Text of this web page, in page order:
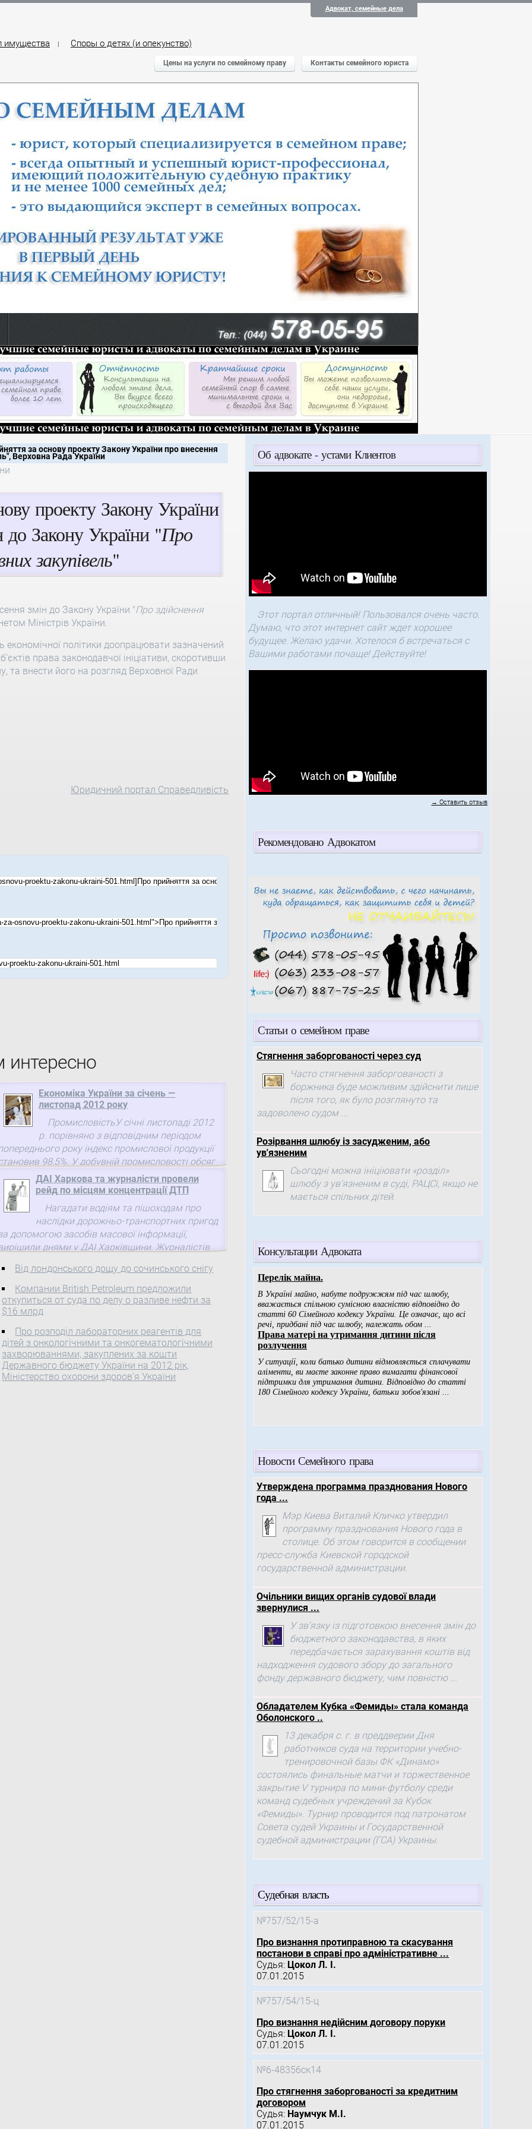
Адвокат, семейные дела
имущества | Споры о детях (и опекунство)
Цены на услуги по семейному праву Контакты семейного юриста
за основу проекту Закону України про внесення
Верховна Рада України
проекту Закону України
до Закону України "Про
закупівель"
змін до Закону України "Про здійснення
Міністрів України.
економічної політики доопрацювати зазначений
права законодавчої ініціативи, скоротивши
та внести його на розгляд Верховної Ради
Юридичний портал Справедливість
интересно
Економіка України за січень —
листопад 2012 року
ПромисловістьУ січні листопаді 2012
р. порівняно з відповідним періодом
року індекс промислової продукції
98,5%. У добувній промисловості обсяг
виробництва продукції ...
ДАІ Харкова та журналісти провели
рейд по місцям концентрації ДТП
Нагадати водіям та пішоходам про
наслідки дорожньо-транспортних пригод
допомогою засобів масової інформації,
днями у ДАІ Харківщини. Журналістів
Від лондонcького дощу до сочинського снігу
Компании British Petroleum предложили
откупиться от суда по делу о разливе нефти за
$16 млрд
Про розподіл лабораторних реагентів для
дітей з онкологічними та онкогематологічними
захворюваннями, закуплених за кошти
Державного бюджету України на 2012 рік,
Міністерство охорони здоров'я України
Об адвокате - устами Клиентов
Этот портал отличный! Пользовался очень часто.
Думаю, что этот интернет сайт ждет хорошее
будущее. Желаю удачи. Хотелося б встречаться с
Вашими работами почаще! Действуйте!
→ Оставить отзыв
Рекомендовано Адвокатом
Статьи о семейном праве
Стягнення заборгованості через суд
Часто стягнення заборгованості з
боржника буде можливим здійснити лише
після того, як було розглянуто та
задоволено судом ...
Розірвання шлюбу із засудженим, або
ув'язненим
Сьогодні можна ініціювати «розділ»
шлюбу з ув'язненим в суді, РАЦСі, якщо не
мається спільних дітей.
Консультации Адвоката
Новости Семейного права
Утверждена программа празднования Нового
года ...
Мэр Киева Виталий Кличко утвердил
программу празднования Нового года в
столице. Об этом говорится в сообщении
пресс-служба Киевской городской
государственной администрации.
Очільники вищих органів судової влади
звернулися ...
У зв’язку із підготовкою внесення змін до
бюджетного законодавства, в яких
передбачається зарахування коштів від
надходження судового збору до загального
фонду державного бюджету, чим повністю ...
Обладателем Кубка «Фемиды» стала команда
Оболонского ..
13 декабря с. г. в преддверии Дня
работников суда на территории учебно-
тренировочной базы ФК «Динамо»
состоялись финальные матчи и торжественное
закрытие V турнира по мини-футболу среди
команд судебных учреждений за Кубок
«Фемиды». Турнир проводится под патронатом
Совета судей Украины и Государственной
судебной администрации (ГСА) Украины.
Судебная власть
№757/52/15-а
Про визнання протиправною та скасування
постанови в справі про адміністративне ...
Судья: Цокол Л. І.
07.01.2015
№757/54/15-ц
Про визнання недійсним договору поруки
Судья: Цокол Л. І.
07.01.2015
№6-48356ск14
Про стягнення заборгованості за кредитним
договором
Судья: Наумчук М.І.
07.01.2015